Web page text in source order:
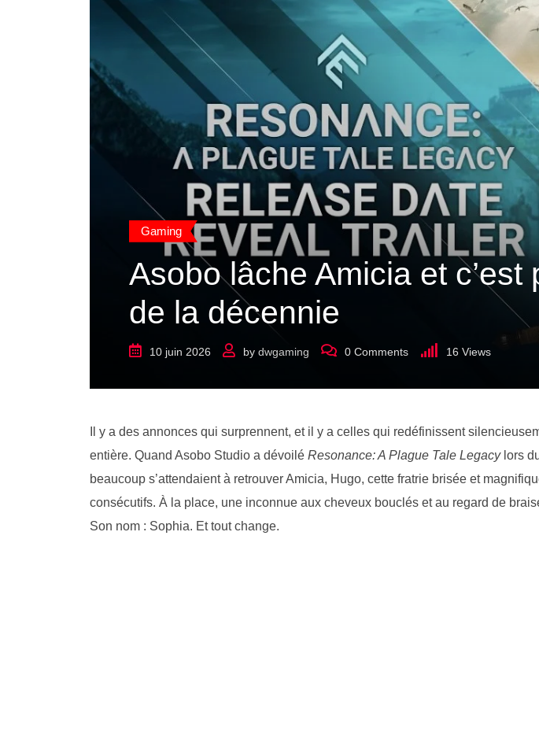
Gaming
Asobo lâche Amicia et
de la décennie
10 juin 2026 by dwgaming 0 Comments 16 Views
Il y a des annonces qui surprennent, et il y a celles qui redéfinissent
entière. Quand Asobo Studio a dévoilé Resonance: A Plague Tale Legacylors
beaucoup s’attendaient à retrouver Amicia, Hugo, cette fratrie brisée et
consécutifs. À la place, une inconnue aux cheveux bouclés et au regard de
Son nom : Sophia. Et tout change.